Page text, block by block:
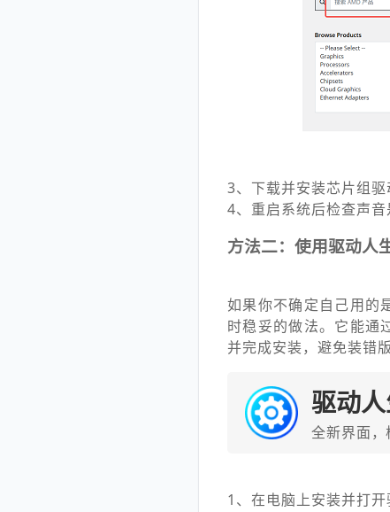
3、下载并安装芯片组驱
4、重启系统后检查声音
方法二：使用驱动人
如果你不确定自己用的
时稳妥的做法。它能通
并完成安装，避免装错
驱动
全新界面
1、在电脑上安装并打开